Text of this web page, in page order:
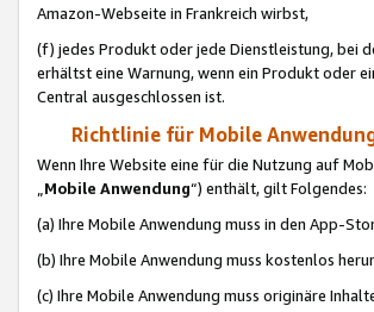
Amazon-Webseite in Frankreich wirbst,
(f) jedes Produkt oder jede Dienstleistung, bei
erhältst eine Warnung, wenn ein Produkt oder
Central ausgeschlossen ist.
Richtlinie für Mobile
Wenn Ihre Website eine für die Nutzung auf
„Mobile Anwendung“) enthält, gilt Folgendes:
(a) Ihre Mobile Anwendung muss in den App-
(b) Ihre Mobile Anwendung muss kostenlos
(c) Ihre Mobile Anwendung muss originäre